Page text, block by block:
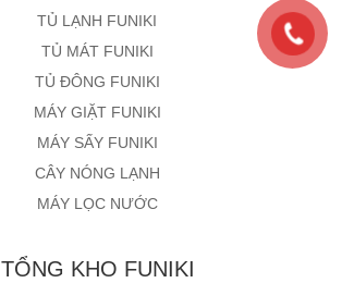
TỦ LẠNH FUNIKI
TỦ MÁT FUNIKI
TỦ ĐÔNG FUNIKI
MÁY GIẶT FUNIKI
MÁY SẤY FUNIKI
CÂY NÓNG LẠNH
MÁY LỌC NƯỚC
TỔNG KHO FUNIKI